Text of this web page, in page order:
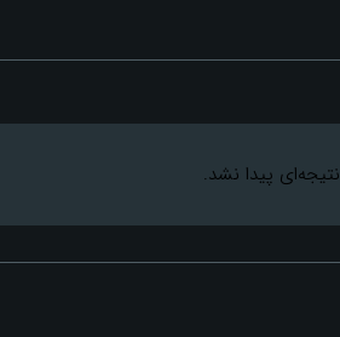
نتیجه‌ای پیدا نشد.